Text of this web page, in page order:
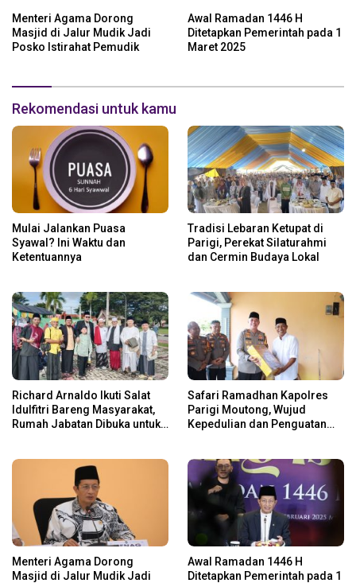
Menteri Agama Dorong
Masjid di Jalur Mudik Jadi
Posko Istirahat Pemudik
Awal Ramadan 1446 H
Ditetapkan Pemerintah pada 1
Maret 2025
Rekomendasi untuk kamu
Mulai Jalankan Puasa
Syawal? Ini Waktu dan
Ketentuannya
Tradisi Lebaran Ketupat di
Parigi, Perekat Silaturahmi
dan Cermin Budaya Lokal
Richard Arnaldo Ikuti Salat
Idulfitri Bareng Masyarakat,
Rumah Jabatan Dibuka untuk
Safari Ramadhan Kapolres
Parigi Moutong, Wujud
Kepedulian dan Penguatan
Menteri Agama Dorong
Masjid di Jalur Mudik Jadi
Awal Ramadan 1446 H
Ditetapkan Pemerintah pada 1